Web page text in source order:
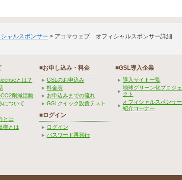
ャルスポンサー > アコマウェブ オフィシャルスポンサー詳細
とは？
削減活動
について
とは
権とは
■お申し込み・料金
GSLのお申込み
料金表
お申込みまでの流れ
GSLクイック設置テスト
■ログイン
ログイン
パスワード再発行
■GSL導入企業
導入サイト一覧
地球グリーン化プロジェ
クト
オフィシャルスポンサー
紹介コーナー